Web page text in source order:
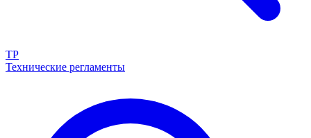
ТР
Технические регламенты